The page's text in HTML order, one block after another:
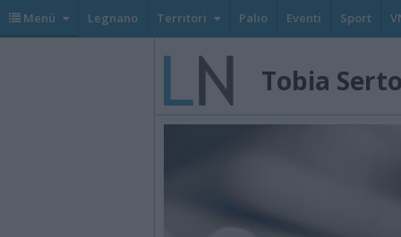
Menù Legnano Territori Palio Eventi Sport
Tobia